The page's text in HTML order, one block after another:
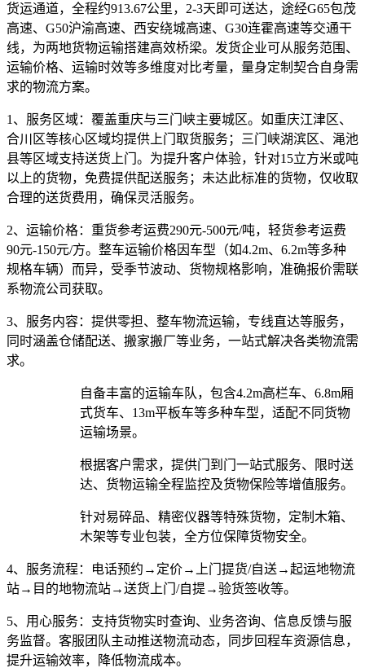
货运通道，全程约913.67公里，2-3天即可送达，途经G65包茂
高速、G50沪渝高速、西安绕城高速、G30连霍高速等交通干
线，为两地货物运输搭建高效桥梁。发货企业可从服务范围、
运输价格、运输时效等多维度对比考量，量身定制契合自身需
求的物流方案。
1、服务区域： 覆盖重庆与三门峡主要城区。如重庆江津区、
合川区等核心区域均提供上门取货服务；三门峡湖滨区、渑池
县等区域支持送货上门。为提升客户体验，针对15立方米或吨
以上的货物，免费提供配送服务；未达此标准的货物，仅收取
合理的送货费用，确保灵活服务。
2、运输价格： 重货参考运费290元-500元/吨，轻货参考运费
90元-150元/方。整车运输价格因车型（如4.2m、6.2m等多种
规格车辆）而异，受季节波动、货物规格影响，准确报价需联
系物流公司获取。
3、服务内容： 提供零担、整车物流运输，专线直达等服务，
同时涵盖仓储配送、搬家搬厂等业务，一站式解决各类物流需
求。​
自备丰富的运输车队，包含4.2m高栏车、6.8m厢
式货车、13m平板车等多种车型，适配不同货物
运输场景。​
根据客户需求，提供门到门一站式服务、限时送
达、货物运输全程监控及货物保险等增值服务。
针对易碎品、精密仪器等特殊货物，定制木箱、
木架等专业包装，全方位保障货物安全。
4、服务流程：
电话预约→定价→上门提货/自送→起运地物流
站→目的地物流站→送货上门/自提→验货签收等。
5、用心服务： 支持货物实时查询、业务咨询、信息反馈与服
务监督。客服团队主动推送物流动态，同步回程车资源信息，
提升运输效率，降低物流成本。